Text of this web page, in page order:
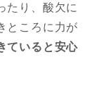
たり、酸欠に
ところに力が
ていると安心